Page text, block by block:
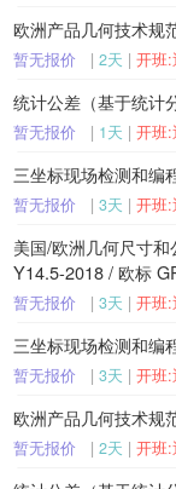
欧洲产品几何技术规
暂无报价 | 2天 | 开班:
统计公差（基于统计
暂无报价 | 1天 | 开班:
三坐标现场检测和编
暂无报价 | 3天 | 开班:
美国/欧洲几何尺寸
Y14.5-2018 / 欧标
暂无报价 | 3天 | 开班:
三坐标现场检测和编
暂无报价 | 3天 | 开班:
欧洲产品几何技术规
暂无报价 | 2天 | 开班: